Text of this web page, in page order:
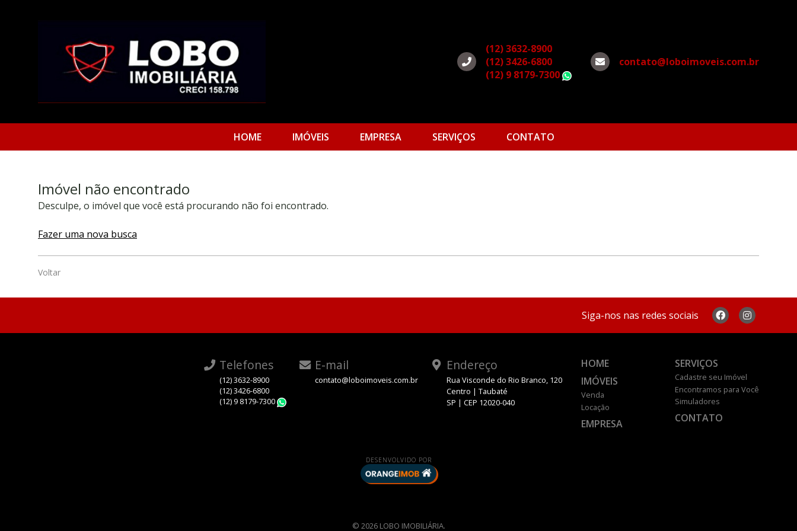
(12) 3632-8900
(12) 3426-6800
(12) 9 8179-7300
contato@loboimoveis.com.br
HOME IMÓVEIS EMPRESA SERVIÇOS CONTATO
Imóvel não encontrado
Desculpe, o imóvel que você está procurando não foi encontrado.
Fazer uma nova busca
Voltar
Siga-nos nas redes sociais
Telefones
(12) 3632-8900
(12) 3426-6800
(12) 9 8179-7300
E-mail
contato@loboimoveis.com.br
Endereço
Rua Visconde do Rio Branco, 120
Centro | Taubaté
SP | CEP 12020-040
HOME
IMÓVEIS
Venda
Locação
EMPRESA
SERVIÇOS
Cadastre seu Imóvel
Encontramos para Você
Simuladores
CONTATO
DESENVOLVIDO POR
© 2026 LOBO IMOBILIÁRIA.